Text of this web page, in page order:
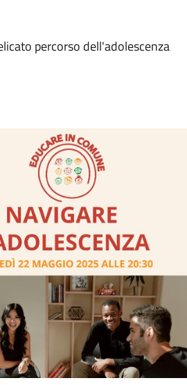
percorso dell'adolescenza